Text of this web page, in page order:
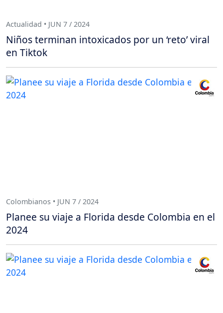
Actualidad • JUN 7 / 2024
Niños terminan intoxicados por un ‘reto’ viral
en Tiktok
Colombianos • JUN 7 / 2024
Planee su viaje a Florida desde Colombia en el
2024